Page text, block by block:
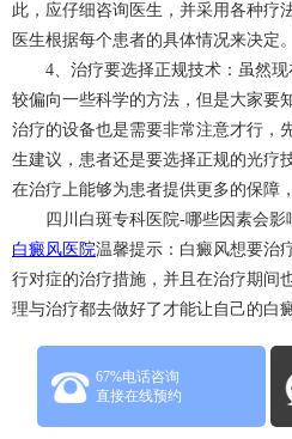
此，应仔细咨询医生，并采用各种疗
医生根据每个患者的具体情况来决定。
4、治疗要选择正规技术：虽然现
较偏向一些科学的方法，但是大家要
治疗的设备也是需要非常注意才行，
生建议，患者还是要选择正规的光疗
在治疗上能够为患者提供更多的保障
四川白斑专科医院-哪些因素会影
白癜风医院温馨提示：白癜风想要治
行对症的治疗措施，并且在治疗期间
理与治疗都去做好了才能让自己的白
67%电话咨询
直接在线预约